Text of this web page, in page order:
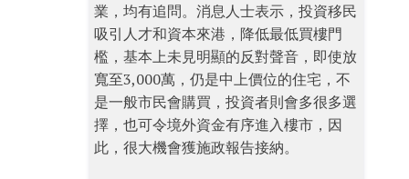
業，均有追問。消息人士表示，投資移民
吸引人才和資本來港，降低最低買樓門
檻，基本上未見明顯的反對聲音，即使放
寬至3,000萬，仍是中上價位的住宅，不
是一般市民會購買，投資者則會多很多選
擇，也可令境外資金有序進入樓市，因
此，很大機會獲施政報告接納。